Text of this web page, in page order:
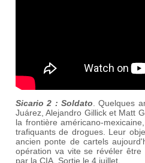
Sicario 2 : Soldato . Quelques
Juárez, Alejandro Gillick et Matt
la frontière américano-
trafiquants de drogues. Leur
ancien ponte de cartels
opération va vite se révéler
par la CIA. Sortie le 4 juillet.